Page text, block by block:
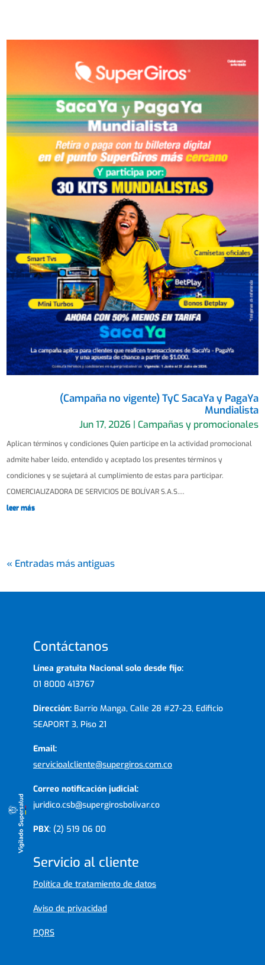
(Campaña no vigente) TyC SacaYa y PagaYa
Mundialista
Jun 17, 2026 | Campañas y promocionales
Aplican términos y condiciones Quien participe en la actividad promocional
admite haber leído, entendido y aceptado los presentes términos y
condiciones y se sujetará al cumplimiento de estas para participar.
COMERCIALIZADORA DE SERVICIOS DE BOLÍVAR S.A.S....
leer más
« Entradas más antiguas
Contáctanos
Línea gratuita Nacional solo desde fijo:
01 8000 413767
Dirección: Barrio Manga, Calle 28 #27-23, Edificio
SEAPORT 3, Piso 21
Email:
servicioalcliente@supergiros.com.co
Correo notificación judicial:
juridico.csb@supergirosbolivar.co
PBX: (2) 519 06 00
Servicio al cliente
Política de tratamiento de datos
Aviso de privacidad
PQRS